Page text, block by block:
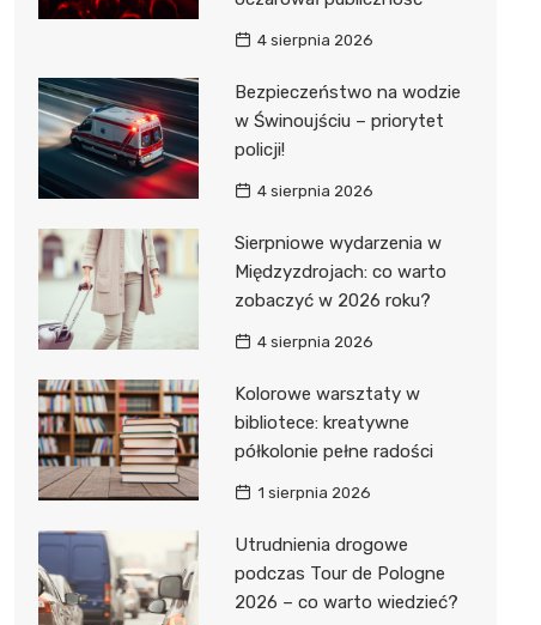
4 sierpnia 2026
Bezpieczeństwo na wodzie
w Świnoujściu – priorytet
policji!
4 sierpnia 2026
Sierpniowe wydarzenia w
Międzyzdrojach: co warto
zobaczyć w 2026 roku?
4 sierpnia 2026
Kolorowe warsztaty w
bibliotece: kreatywne
półkolonie pełne radości
1 sierpnia 2026
Utrudnienia drogowe
podczas Tour de Pologne
2026 – co warto wiedzieć?